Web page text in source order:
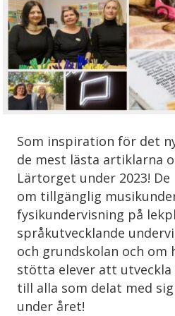
Som inspiration för det
de mest lästa artiklarna
Lärtorget under 2023!
om tillgänglig
fysikundervisning på
språkutvecklande
och grundskolan och om
stötta elever att
till alla som delat med
under året!